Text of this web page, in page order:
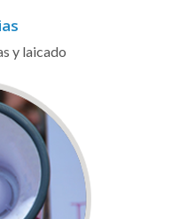
y laicado